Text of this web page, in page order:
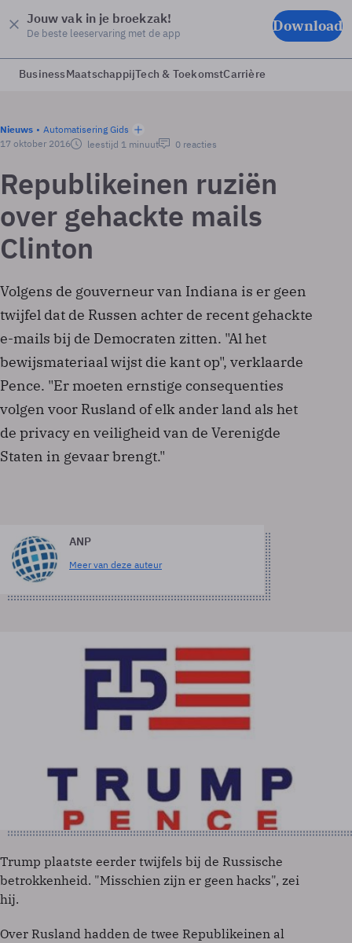
Jouw vak in je broekzak!
De beste leeservaring met de app Download
BusinessMaatschappijTech & ToekomstCarrière
Nieuws
Automatisering Gids
17 oktober 2016
leestijd 1 minuut 0 reacties
Republikeinen ruziën
over gehackte mails
Clinton
Volgens de gouverneur van Indiana is er geen
twijfel dat de Russen achter de recent gehackte
e-mails bij de Democraten zitten. "Al het
bewijsmateriaal wijst die kant op", verklaarde
Pence. "Er moeten ernstige consequenties
volgen voor Rusland of elk ander land als het
de privacy en veiligheid van de Verenigde
Staten in gevaar brengt."
ANP
Meer van deze auteur
Trump plaatste eerder twijfels bij de Russische
betrokkenheid. "Misschien zijn er geen hacks", zei
hij.
Over Rusland hadden de twee Republikeinen al